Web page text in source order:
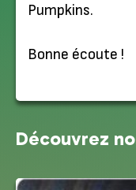
Pumpkins.
Bonne écoute !
Découvrez